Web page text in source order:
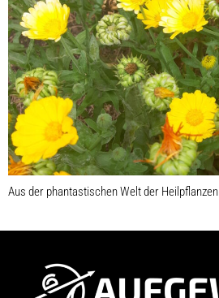
Aus der phantastischen Welt der Heilpflanzen